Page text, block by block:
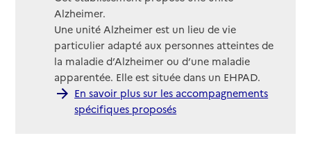
Alzheimer.
Une unité Alzheimer est un lieu de vie
particulier adapté aux personnes atteintes de
la maladie d’Alzheimer ou d’une maladie
apparentée. Elle est située dans un EHPAD.
En savoir plus sur les accompagnements
spécifiques proposés